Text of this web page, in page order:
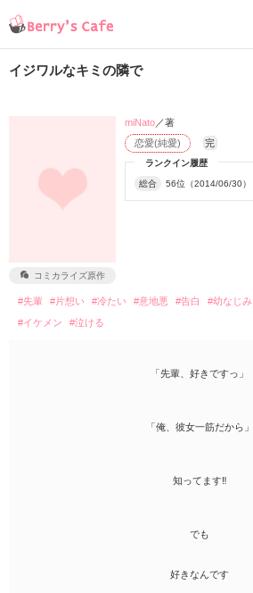
イジワルなキミの隣で
ランクイン履歴
総合 56位（2014/06/30）
恋愛(純愛) 完
miNato／著
コミカライズ原作
#先輩 #片想い #冷たい #意地悪 #告白 #幼なじみ
#イケメン
#泣ける
「先輩、好きですっ」
「俺、彼女一筋だから」
知ってます‼︎
でも
好きなんです